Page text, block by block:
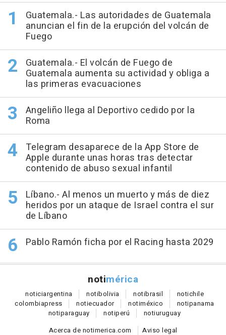
Guatemala.- Las autoridades de Guatemala
anuncian el fin de la erupción del volcán de
Fuego
Guatemala.- El volcán de Fuego de
Guatemala aumenta su actividad y obliga a
las primeras evacuaciones
Angeliño llega al Deportivo cedido por la
Roma
Telegram desaparece de la App Store de
Apple durante unas horas tras detectar
contenido de abuso sexual infantil
Líbano.- Al menos un muerto y más de diez
heridos por un ataque de Israel contra el sur
de Líbano
Pablo Ramón ficha por el Racing hasta 2029
notimérica
noticiargentina notibolivia notibrasil notichile
colombiapress notiecuador notiméxico notipanama
notiparaguay notiperú notiuruguay
Acerca de notimerica.com
Aviso legal